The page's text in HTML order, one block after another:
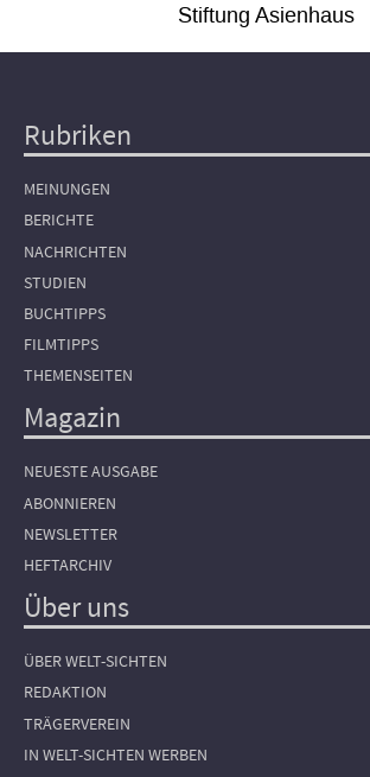
Stiftung Asienhaus
Hauptnavigation
Rubriken
MEINUNGEN
BERICHTE
NACHRICHTEN
STUDIEN
BUCHTIPPS
FILMTIPPS
THEMENSEITEN
Magazin
NEUESTE AUSGABE
ABONNIEREN
NEWSLETTER
HEFTARCHIV
Über uns
ÜBER WELT-SICHTEN
REDAKTION
TRÄGERVEREIN
IN WELT-SICHTEN WERBEN